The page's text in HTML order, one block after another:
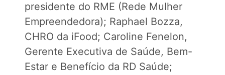
presidente do RME (Rede Mulher
Empreendedora); Raphael Bozza,
CHRO da iFood; Caroline Fenelon,
Gerente Executiva de Saúde, Bem-
Estar e Benefício da RD Saúde;